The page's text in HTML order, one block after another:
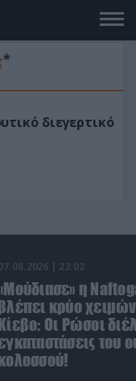
κήπο σου με το
με
| 23:02
η
κρύο
Οι Ρώσοι
του